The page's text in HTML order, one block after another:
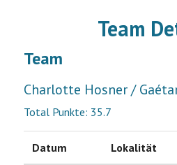
Team
Team
Charlotte Hosner /
Total Punkte: 35.7
Datum Lokalität